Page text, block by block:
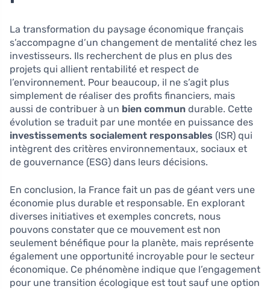
La transformation du paysage économique français
s’accompagne d’un changement de mentalité chez les
investisseurs. Ils recherchent de plus en plus des
projets qui allient rentabilité et respect de
l’environnement. Pour beaucoup, il ne s’agit plus
simplement de réaliser des profits financiers, mais
aussi de contribuer à un bien commun durable. Cette
évolution se traduit par une montée en puissance des
investissements socialement responsables (ISR) qui
intègrent des critères environnementaux, sociaux et
de gouvernance (ESG) dans leurs décisions.
En conclusion, la France fait un pas de géant vers une
économie plus durable et responsable. En explorant
diverses initiatives et exemples concrets, nous
pouvons constater que ce mouvement est non
seulement bénéfique pour la planète, mais représente
également une opportunité incroyable pour le secteur
économique. Ce phénomène indique que l’engagement
pour une transition écologique est tout sauf une option